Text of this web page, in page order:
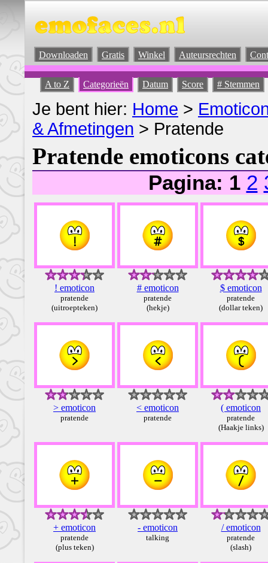
Downloaden Gratis Winkel Auteursrechten
A to Z Categorieën Datum Score # Stemmen
Je bent hier: Home >
& Afmetingen > Pratende
Pratende emoticons
Pagina: 1 2
! emoticon
pratende
(uitroepteken)
# emoticon
pratende
(hekje)
$ emoticon
pratende
(dollar teken)
> emoticon
pratende
< emoticon
pratende
( emoticon
pratende
(Haakje links)
+ emoticon
pratende
(plus teken)
- emoticon
talking
/ emoticon
pratende
(slash)